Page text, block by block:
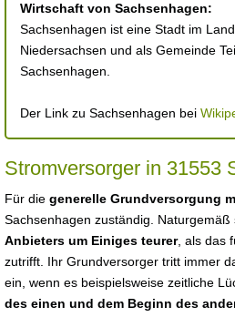
Wirtschaft von Sachsenhagen:
Sachsenhagen ist eine Stadt im
Niedersachsen und als Gemeinde
Sachsenhagen.
Der Link zu Sachsenhagen bei
Stromversorger in 31553
Für die generelle Grundversorgung
Sachsenhagen zuständig. Naturgemäß
Anbieters um Einiges teurer, als das
zutrifft. Ihr Grundversorger tritt immer
ein, wenn es beispielsweise zeitliche
des einen und dem Beginn des